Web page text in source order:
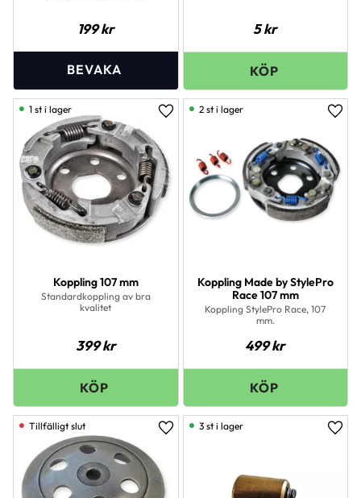
199kr 5kr
Koppling 107 mm
Standardkoppling av bra
kvalitet
399kr
Lägg till i favoriter
1 st i lager
Koppling Made by StylePro
Race 107 mm
Koppling StylePro Race, 107
mm.
499kr
2 st i lager
Lägg till i favoriter
3 st i lager